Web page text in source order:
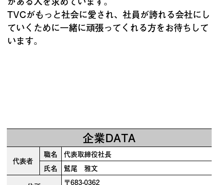
TVCがもっと社会に愛され、社員が誇れる会社にし
ていくために一緒に頑張ってくれる方をお待ちして
います。
企業DATA
代表者
職名
代表取締役社長
氏名
鷲尾 雅文
〒683-0362